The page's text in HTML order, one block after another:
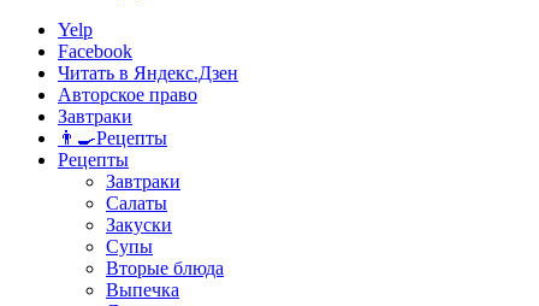
Yelp
Facebook
Читать в Яндекс.Дзен
Авторское право
Завтраки
👨‍🍳Рецепты
Рецепты
Завтраки
Салаты
Закуски
Супы
Вторые блюда
Выпечка